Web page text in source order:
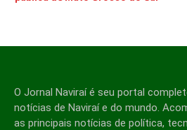
O Jornal Naviraí é seu portal
notícias de Naviraí e do mundo.
as principais notícias de política,